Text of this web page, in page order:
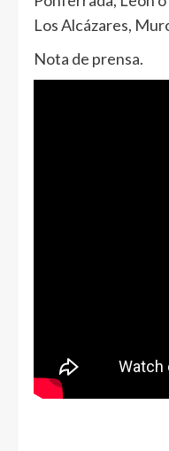
Los Alcázares,
Nota de prensa.